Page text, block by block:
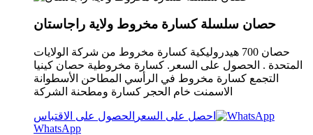
حصان سلسلة كسارة مخروط ولاية راجاستان
حصان 700 هيدروليكية كسارة مخروط من شركة الولايات
المتحدة . الحصول على السعر. كسارة مخروطية حصان كينيا
التجمع كسارة مخروط في الرأسي المطاحن الأسطوانة
الاسمنت خام الحجر كسارة ومطحنة الشركة
احصل على السعر الحصول على الاقتباس
WhatsApp